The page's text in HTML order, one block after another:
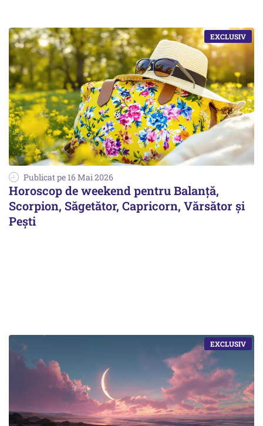
Publicat pe 16 Mai 2026
Horoscop de weekend pentru Balanță,
Scorpion, Săgetător, Capricorn, Vărsător și
Pești